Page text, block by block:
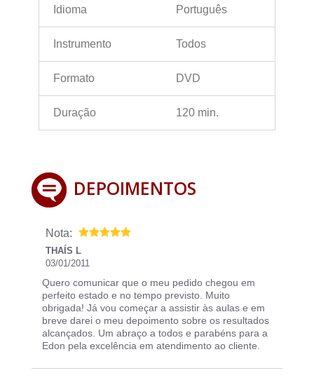
Idioma Português
Instrumento Todos
Formato DVD
Duração 120 min.
DEPOIMENTOS
Nota:
THAÍS L
03/01/2011
Quero comunicar que o meu pedido chegou em
perfeito estado e no tempo previsto. Muito
obrigada! Já vou começar a assistir às aulas e em
breve darei o meu depoimento sobre os resultados
alcançados. Um abraço a todos e parabéns para a
Edon pela excelência em atendimento ao cliente.